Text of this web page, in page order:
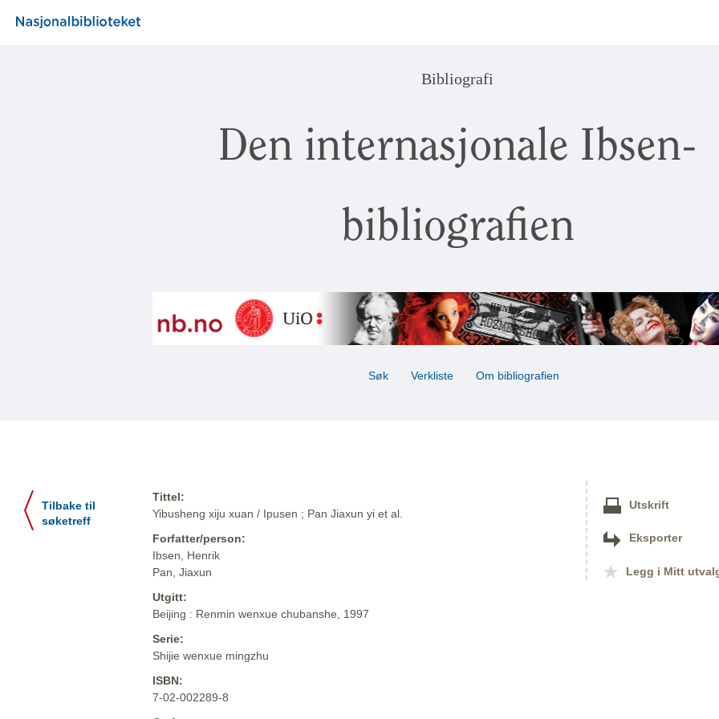
Bibliografi
Den internasjonale Ibsen-
bibliografien
Søk Verkliste Om bibliografien
Tilbake til
søketreff
Tittel:
Yibusheng xiju xuan / Ipusen ; Pan Jiaxun yi et al.
Forfatter/person:
Ibsen, Henrik
Pan, Jiaxun
Utgitt:
Beijing : Renmin wenxue chubanshe, 1997
Serie:
Shijie wenxue mingzhu
ISBN:
7-02-002289-8
Utskrift
Eksporter
Legg i Mitt